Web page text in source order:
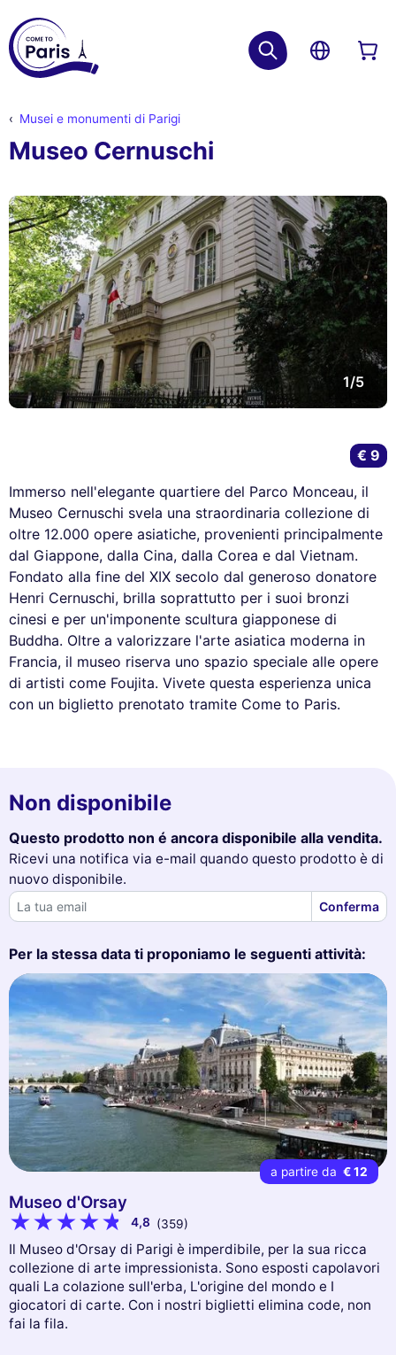
Musei e monumenti di Parigi
Museo Cernuschi
1/5
Immerso nell'elegante quartiere del Parco Monceau, il
Museo Cernuschi svela una straordinaria collezione di
oltre 12.000 opere asiatiche, provenienti principalmente
dal Giappone, dalla Cina, dalla Corea e dal Vietnam.
Fondato alla fine del XIX secolo dal generoso donatore
Henri Cernuschi, brilla soprattutto per i suoi bronzi
cinesi e per un'imponente scultura giapponese di
Buddha. Oltre a valorizzare l'arte asiatica moderna in
Francia, il museo riserva uno spazio speciale alle opere
di artisti come Foujita. Vivete questa esperienza unica
con un biglietto prenotato tramite Come to Paris.
€ 9
Non disponibile
Questo prodotto non é ancora disponibile alla vendita.
Ricevi una notifica via e-mail quando questo prodotto è di
nuovo disponibile.
Conferma
Per la stessa data ti proponiamo le seguenti attività:
a partire da € 12
Museo d'Orsay
4,8 (359)
Il Museo d'Orsay di Parigi è imperdibile, per la sua ricca
collezione di arte impressionista. Sono esposti capolavori
quali La colazione sull'erba, L'origine del mondo e I
giocatori di carte. Con i nostri biglietti elimina code, non
fai la fila.